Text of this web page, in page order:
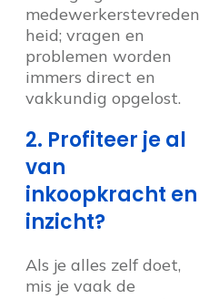
medewerkerstevreden
heid; vragen en
problemen worden
immers direct en
vakkundig opgelost.
2. Profiteer je al
van
inkoopkracht en
inzicht?
Als je alles zelf doet,
mis je vaak de